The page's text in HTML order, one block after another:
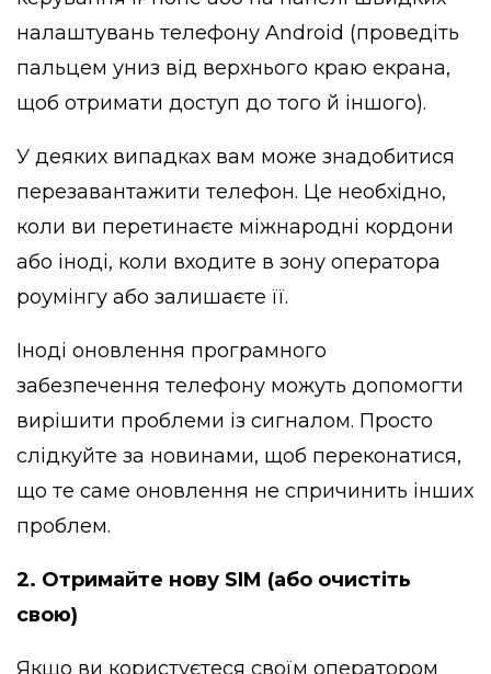
налаштувань телефону Android (проведіть
пальцем униз від верхнього краю екрана,
щоб отримати доступ до того й іншого).
У деяких випадках вам може знадобитися
перезавантажити телефон. Це необхідно,
коли ви перетинаєте міжнародні кордони
або іноді, коли входите в зону оператора
роумінгу або залишаєте її.
Іноді оновлення програмного
забезпечення телефону можуть допомогти
вирішити проблеми із сигналом. Просто
слідкуйте за новинами, щоб переконатися,
що те саме оновлення не спричинить інших
проблем.
2. Отримайте нову SIM (або очистіть
свою)
Якщо ви користуєтеся своїм оператором